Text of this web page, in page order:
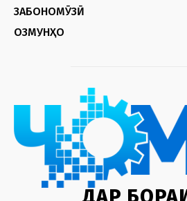
ЗАБОНОМӮЗӢ
ОЗМУНҲО
ДАР